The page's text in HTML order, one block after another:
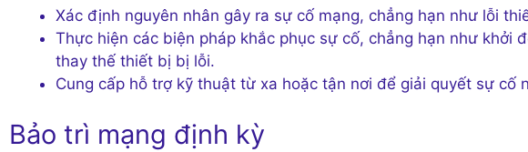
Xác định nguyên nhân gây ra sự cố mạng, chẳng hạn như lỗi
Thực hiện các biện pháp khắc phục sự cố, chẳng hạn như khởi
thay thế thiết bị bị lỗi.
Cung cấp hỗ trợ kỹ thuật từ xa hoặc tận nơi để giải quyết sự cố
Bảo trì mạng định kỳ